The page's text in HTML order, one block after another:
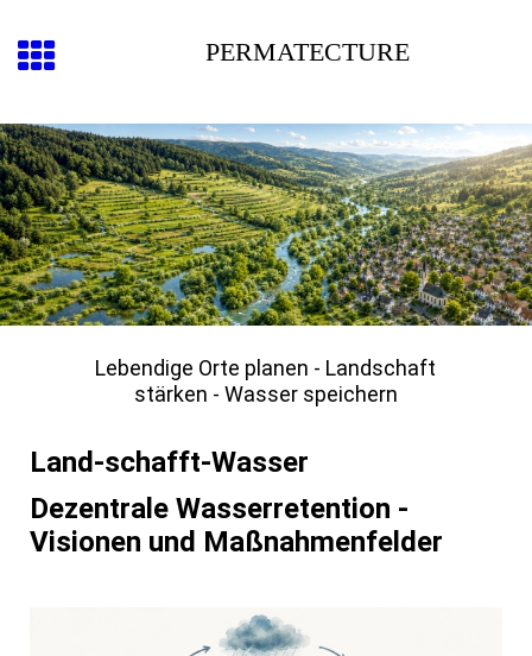
PERMATECTURE
Lebendige Orte planen - Landschaft
stärken - Wasser speichern
Land-schafft-Wasser
Dezentrale Wasserretention -
Visionen und Maßnahmenfelder